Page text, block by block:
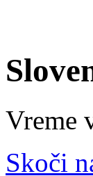
Vreme
Skoči